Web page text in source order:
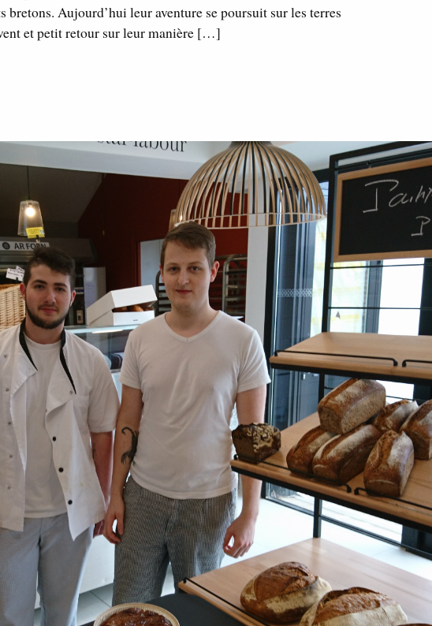
Aujourd’hui leur aventure se poursuit sur les terres
et petit retour sur leur manière […]